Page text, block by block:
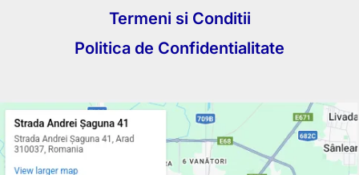
Termeni si Conditii
Politica de Confidentialitate